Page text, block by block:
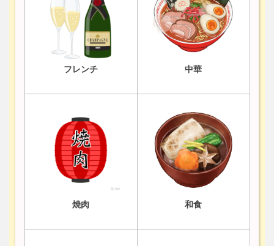
フレンチ 中華
焼肉 和食